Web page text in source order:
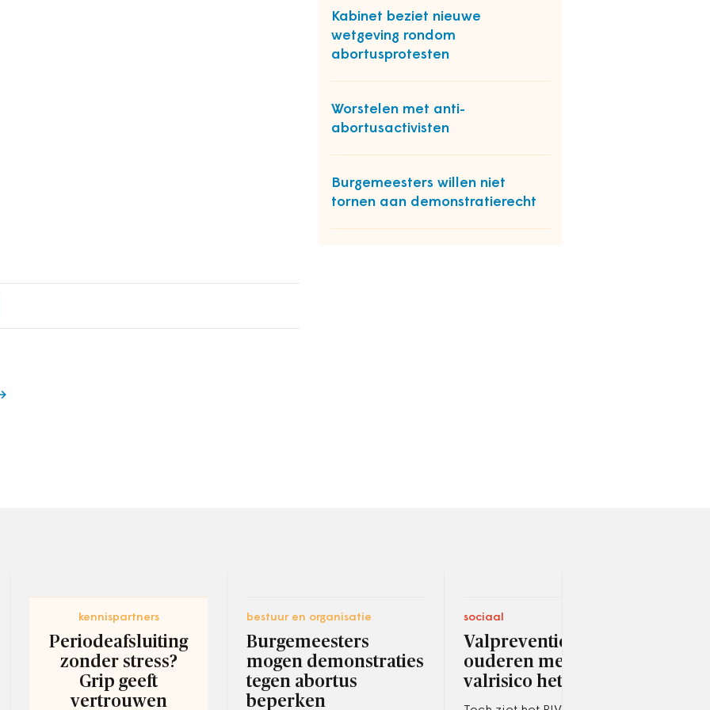
Kabinet beziet nieuwe
wetgeving rondom
abortusprotesten
Worstelen met anti-
abortusactivisten
Burgemeesters willen niet
tornen aan demonstratierecht
kennispartners
Periodeafsluiting
zonder stress?
Grip geeft
vertrouwen
bestuur en organisatie
Burgemeesters
mogen demonstraties
tegen abortus
beperken
sociaal
Valpreventie bereikt
ouderen met hoogste
valrisico het minst